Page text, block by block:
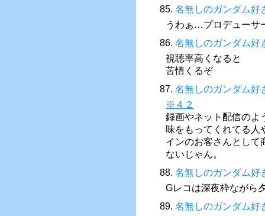
85. 名無しのガンダム好
うわぁ…プロデューサ
86. 名無しのガンダム好
視聴率高くなると
苦情くるぞ
87. 名無しのガンダム好
※４２
録画やネット配信のよ
味をもってくれてる人
インのお客さんとして
ないじゃん。
88. 名無しのガンダム好
Gレコは深夜枠ながら
89. 名無しのガンダム好